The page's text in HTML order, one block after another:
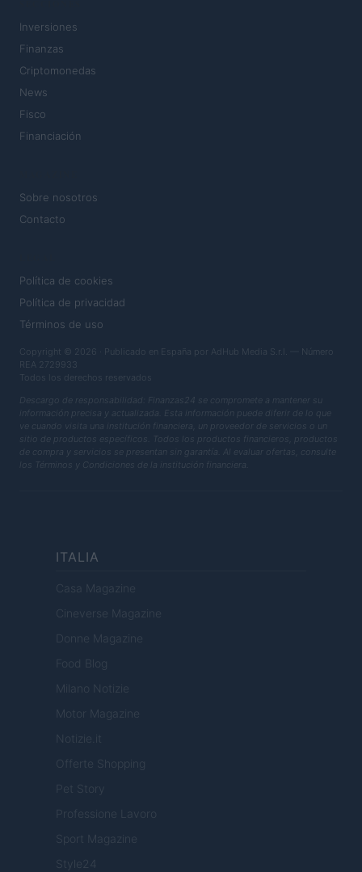
Inversiones
Finanzas
Criptomonedas
News
Fisco
Financiación
Sobre nosotros
Contacto
Política de cookies
Política de privacidad
Términos de uso
Copyright © 2026 · Publicado en España por AdHub Media S.r.l. — Número
REA 2729933
Todos los derechos reservados
Descargo de responsabilidad: Finanzas24 se compromete a mantener su
información precisa y actualizada. Esta información puede diferir de lo que
ve cuando visita una institución financiera, un proveedor de servicios o un
sitio de productos específicos. Todos los productos financieros, productos
de compra y servicios se presentan sin garantía. Al evaluar ofertas, consulte
los Términos y Condiciones de la institución financiera.
ITALIA
Casa Magazine
Cineverse Magazine
Donne Magazine
Food Blog
Milano Notizie
Motor Magazine
Notizie.it
Offerte Shopping
Pet Story
Professione Lavoro
Sport Magazine
Style24